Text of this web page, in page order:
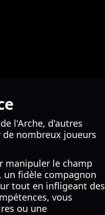
l'Arche, d'autres
nombreux joueurs
manipuler le champ
un fidèle compagnon
tout en infligeant des
vous
ou une